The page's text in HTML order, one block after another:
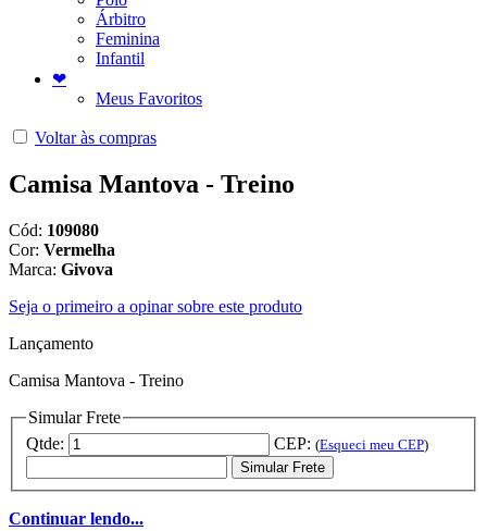
Árbitro
Feminina
Infantil
❤
Meus Favoritos
Voltar às compras
Camisa Mantova - Treino
Cód: 109080
Cor: Vermelha
Marca: Givova
Seja o primeiro a opinar sobre este produto
Lançamento
Camisa Mantova - Treino
Simular Frete
Qtde:
CEP: (Esqueci meu CEP)
Simular Frete
Continuar lendo...